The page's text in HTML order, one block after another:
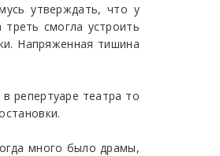
утверждать, что у
смогла устроить
Напряженная тишина
репертуаре театра то
много было драмы,